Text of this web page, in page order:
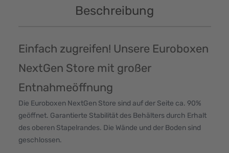
Beschreibung
Einfach zugreifen! Unsere Euroboxen
NextGen Store mit großer
Entnahmeöffnung
Die Euroboxen NextGen Store sind auf der Seite ca. 90%
geöffnet. Garantierte Stabilität des Behälters durch Erhalt
des oberen Stapelrandes. Die Wände und der Boden sind
geschlossen.